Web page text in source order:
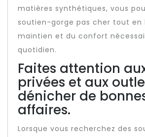
matières synthétiques, vous
soutien-gorge pas cher tout en
maintien et du confort
quotidien.
Faites attention
privées et aux
dénicher de
affaires.
Lorsque vous recherchez des